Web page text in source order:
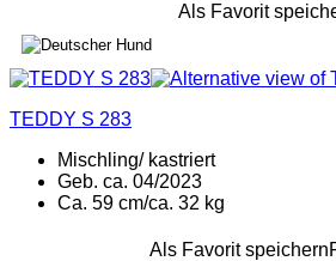
Als Favorit
TEDDY S 283
Mischling/ kastriert
Geb. ca. 04/2023
Ca. 59 cm/ca. 32 kg
Als Favorit speichern